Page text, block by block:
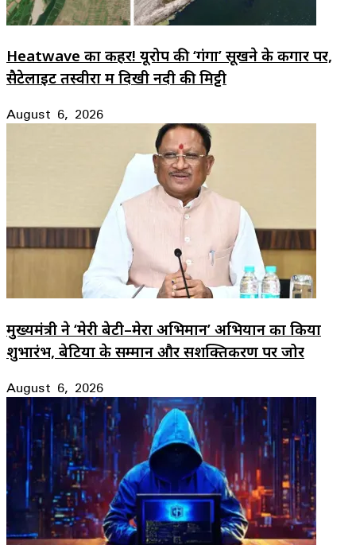
Heatwave का कहर! यूरोप की ‘गंगा’ सूखने के कगार पर,
सैटेलाइट तस्वीरों में दिखी नदी की मिट्टी
August 6, 2026
मुख्यमंत्री ने ‘मेरी बेटी–मेरा अभिमान’ अभियान का किया
शुभारंभ, बेटियों के सम्मान और सशक्तिकरण पर जोर
August 6, 2026